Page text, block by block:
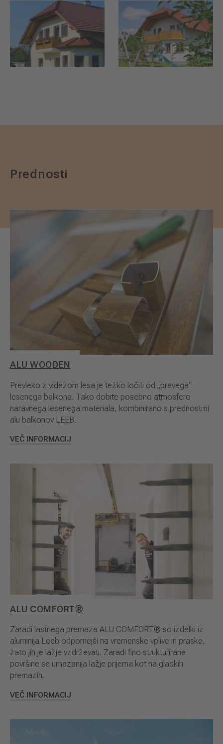
Prednosti
ALU WOODEN
Prevleko z videzom lesa je težko ločiti od „pravega“
lesenega balkona. Tako dobite posebno atmosfero
naravnega lesenega materiala, kombinirano s prednostmi
alu balkonov LEEB.
VEČ INFORMACIJ
ALU COMFORT®
Zaradi lastnega premaza ALU COMFORT® so izdelki iz
aluminija Leeb odpornejši na vremenske vplive in praske,
zato jih je lažje vzdrževati. Zaradi fino strukturirane
površine se umazanija lažje prijema kot na gladkih
premazih.
VEČ INFORMACIJ